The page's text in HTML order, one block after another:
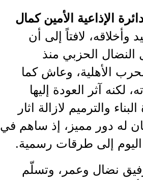
الإذاعية الأمين كمال
وأخلاقه، لافتاً إلى أن
الحزبي منذ
الأهلية، وعاش كما
لكنه آثر العودة إليها
والترميم لازالة اثار
له دور مميز، إذ ساهم في
إلى طرقات رسمية.
نضال وعمر، وتسلّم